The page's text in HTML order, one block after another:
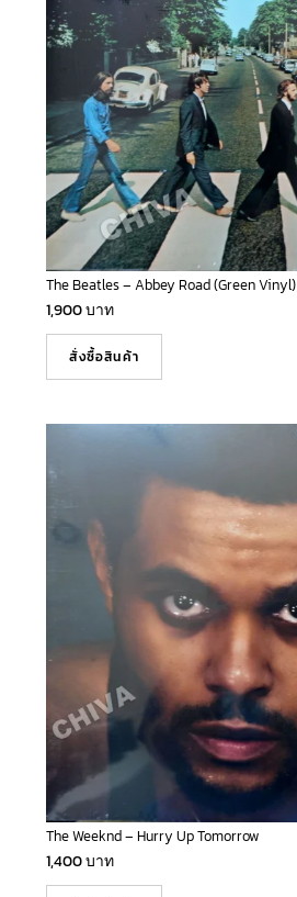
The Beatles – Abbey Road (Green Vinyl)
1,900บาท
สั่งซื้อสินค้า
The Weeknd – Hurry Up Tomorrow
1,400บาท